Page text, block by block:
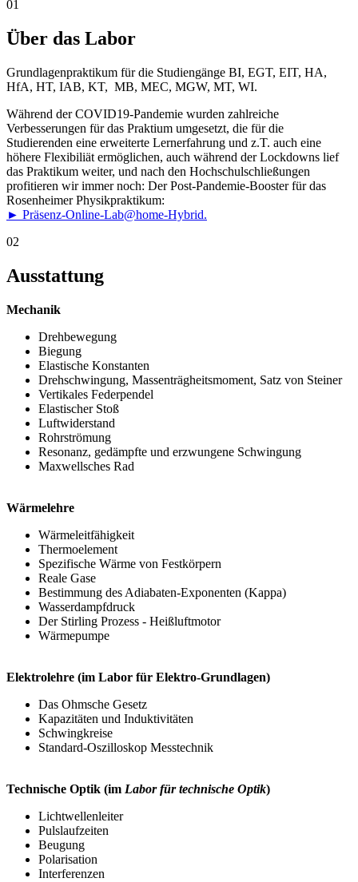
01
Über das Labor
Grundlagenpraktikum für die Studiengänge BI, EGT, EIT, HA,
HfA, HT, IAB, KT, MB, MEC, MGW, MT, WI.
Während der COVID19-Pandemie wurden zahlreiche
Verbesserungen für das Praktium umgesetzt, die für die
Studierenden eine erweiterte Lernerfahrung und z.T. auch eine
höhere Flexibiliät ermöglichen, auch während der Lockdowns lief
das Praktikum weiter, und nach den Hochschulschließungen
profitieren wir immer noch: Der Post-Pandemie-Booster für das
Rosenheimer Physikpraktikum:
► Präsenz-Online-Lab@home-Hybrid.
02
Ausstattung
Mechanik
Drehbewegung
Biegung
Elastische Konstanten
Drehschwingung, Massenträgheitsmoment, Satz von Steiner
Vertikales Federpendel
Elastischer Stoß
Luftwiderstand
Rohrströmung
Resonanz, gedämpfte und erzwungene Schwingung
Maxwellsches Rad
Wärmelehre
Wärmeleitfähigkeit
Thermoelement
Spezifische Wärme von Festkörpern
Reale Gase
Bestimmung des Adiabaten-Exponenten (Kappa)
Wasserdampfdruck
Der Stirling Prozess - Heißluftmotor
Wärmepumpe
Elektrolehre (im Labor für Elektro-Grundlagen)
Das Ohmsche Gesetz
Kapazitäten und Induktivitäten
Schwingkreise
Standard-Oszilloskop Messtechnik
Technische Optik (im Labor für technische Optik)
Lichtwellenleiter
Pulslaufzeiten
Beugung
Polarisation
Interferenzen